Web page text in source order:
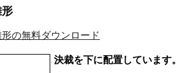
の無料ダウンロード
決裁を下に配置しています。